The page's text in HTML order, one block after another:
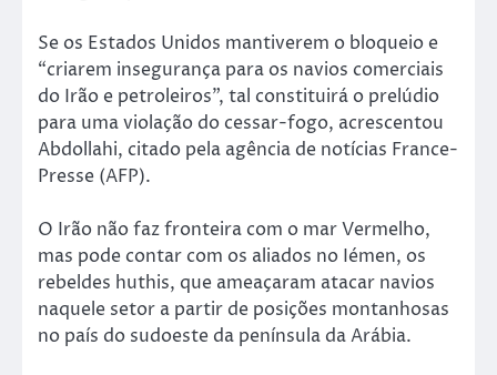
Se os Estados Unidos mantiverem o bloqueio e
“criarem insegurança para os navios comerciais
do Irão e petroleiros”, tal constituirá o prelúdio
para uma violação do cessar-fogo, acrescentou
Abdollahi, citado pela agência de notícias France-
Presse (AFP).
O Irão não faz fronteira com o mar Vermelho,
mas pode contar com os aliados no Iémen, os
rebeldes huthis, que ameaçaram atacar navios
naquele setor a partir de posições montanhosas
no país do sudoeste da península da Arábia.